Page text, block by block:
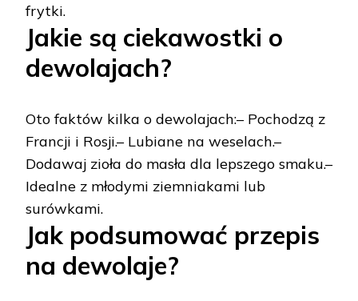
frytki.
Jakie są ciekawostki o
dewolajach?
Oto faktów kilka o dewolajach:– Pochodzą z
Francji i Rosji.– Lubiane na weselach.–
Dodawaj zioła do masła dla lepszego smaku.–
Idealne z młodymi ziemniakami lub
surówkami.
Jak podsumować przepis
na dewolaje?